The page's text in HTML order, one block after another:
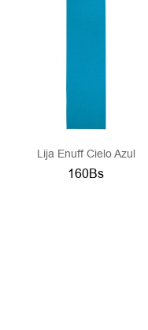
Lija Enuff Cielo Azul
160Bs